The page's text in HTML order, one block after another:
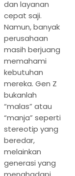
dan layanan
cepat saji.
Namun, banyak
perusahaan
masih berjuang
memahami
kebutuhan
mereka. Gen Z
bukanlah
“malas” atau
“manja” seperti
stereotip yang
beredar,
melainkan
generasi yang